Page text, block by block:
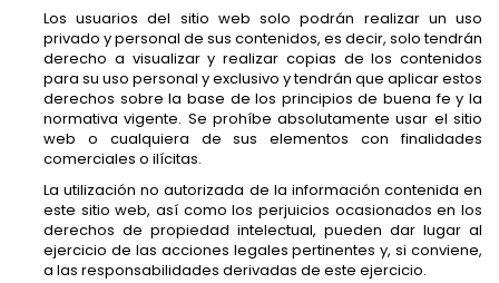
Los usuarios del sitio web solo podrán realizar un uso
privado y personal de sus contenidos, es decir, solo tendrán
derecho a visualizar y realizar copias de los contenidos
para su uso personal y exclusivo y tendrán que aplicar estos
derechos sobre la base de los principios de buena fe y la
normativa vigente. Se prohíbe absolutamente usar el sitio
web o cualquiera de sus elementos con finalidades
comerciales o ilícitas.
La utilización no autorizada de la información contenida en
este sitio web, así como los perjuicios ocasionados en los
derechos de propiedad intelectual, pueden dar lugar al
ejercicio de las acciones legales pertinentes y, si conviene,
a las responsabilidades derivadas de este ejercicio.